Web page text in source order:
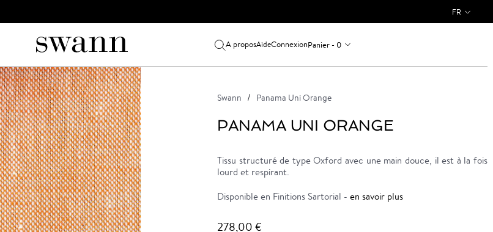
FR
A proposAideConnexionPanier - 0
Swann Panama Uni Orange
PANAMA UNI ORANGE
Tissu structuré de type Oxford avec une main douce, il est à la fois
lourd et respirant.
Disponible en Finitions Sartorial - en savoir plus
278,00 €